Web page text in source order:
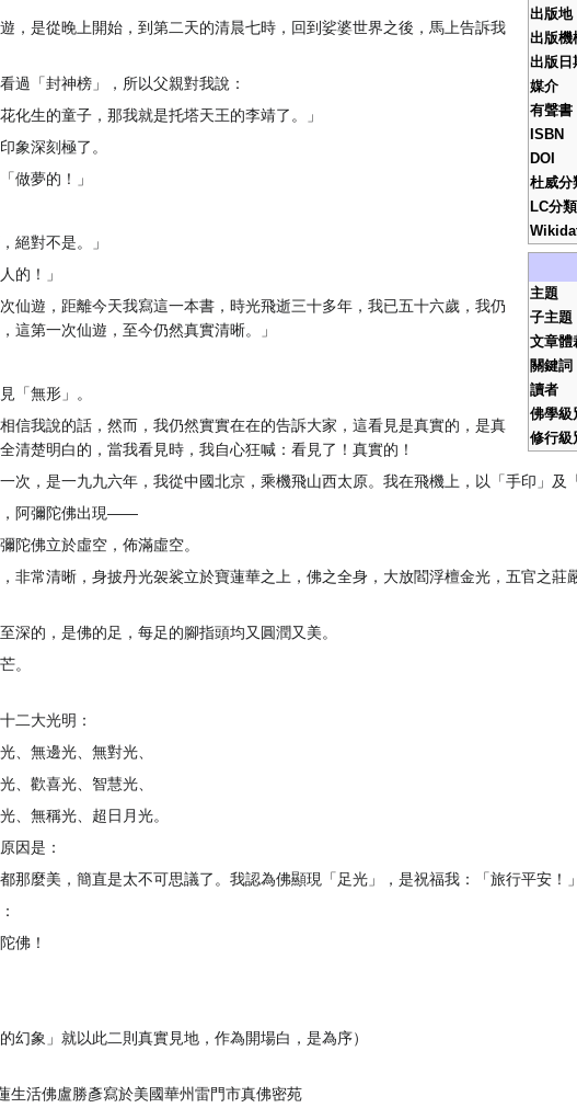
出版地
出版機
出版日
媒介
有聲書
ISBN
DOI
杜威分
LC分
主題
子主題
文章體
關鍵詞
讀者
佛學級
修行級
，是從晚上開始，到第二天的清晨七時，回到娑婆世界之後，馬上告訴我
過「封神榜」，所以父親對我說：
花化生的童子，那我就是托塔天王的李靖了。」
象深刻極了。
做夢的！」
絕對不是。」
的！」
仙遊，距離今天我寫這一本書，時光飛逝三十多年，我已五十六歲，我仍
這第一次仙遊，至今仍然真實清晰。」
「無形」。
信我說的話，然而，我仍然實實在在的告訴大家，這看見是真實的，是真
清楚明白的，當我看見時，我自心狂喊：看見了！真實的！
次，是一九九六年，我從中國北京，乘機飛山西太原。我在飛機上，以「手印」及
，阿彌陀佛出現——
陀佛立於虛空，佈滿虛空。
非常清晰，身披丹光袈裟立於寶蓮華之上，佛之全身，大放閻浮檀金光，五官之
深的，是佛的足，每足的腳指頭均又圓潤又美。
。
二大光明：
、無邊光、無對光、
、歡喜光、智慧光、
、無稱光、超日月光。
因是：
那麼美，簡直是太不可思議了。我認為佛顯現「足光」，是祝福我：「旅行平安！」
佛！
的幻象」就以此二則真實見地，作為開場白，是為序）
生活佛盧勝彥寫於美國華州雷門市真佛密苑